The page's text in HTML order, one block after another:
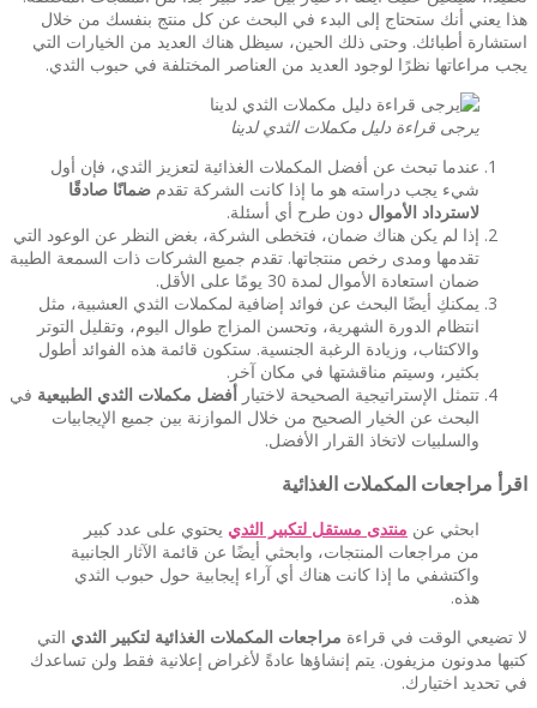
هذا يعني أنك ستحتاج إلى البدء في البحث عن كل منتج بنفسك من خلال
استشارة أطبائك. وحتى ذلك الحين، سيظل هناك العديد من الخيارات التي
يجب مراعاتها نظرًا لوجود العديد من العناصر المختلفة في حبوب الثدي.
يرجى قراءة دليل مكملات الثدي لدينا
عندما تبحث عن أفضل المكملات الغذائية لتعزيز الثدي، فإن أول
شيء يجب دراسته هو ما إذا كانت الشركة تقدم ضمانًا صادقًا
لاسترداد الأموال دون طرح أي أسئلة.
إذا لم يكن هناك ضمان، فتخطى الشركة، بغض النظر عن الوعود التي
تقدمها ومدى رخص منتجاتها. تقدم جميع الشركات ذات السمعة الطيبة
ضمان استعادة الأموال لمدة 30 يومًا على الأقل.
يمكنكِ أيضًا البحث عن فوائد إضافية لمكملات الثدي العشبية، مثل
انتظام الدورة الشهرية، وتحسن المزاج طوال اليوم، وتقليل التوتر
والاكتئاب، وزيادة الرغبة الجنسية. ستكون قائمة هذه الفوائد أطول
بكثير، وسيتم مناقشتها في مكان آخر.
تتمثل الإستراتيجية الصحيحة لاختيار أفضل مكملات الثدي الطبيعية في
البحث عن الخيار الصحيح من خلال الموازنة بين جميع الإيجابيات
والسلبيات لاتخاذ القرار الأفضل.
اقرأ مراجعات المكملات الغذائية
ابحثي عن منتدى مستقل لتكبير الثدي يحتوي على عدد كبير
من مراجعات المنتجات، وابحثي أيضًا عن قائمة الآثار الجانبية
واكتشفي ما إذا كانت هناك أي آراء إيجابية حول حبوب الثدي
هذه.
لا تضيعي الوقت في قراءة مراجعات المكملات الغذائية لتكبير الثدي التي
كتبها مدونون مزيفون. يتم إنشاؤها عادةً لأغراض إعلانية فقط ولن تساعدك
في تحديد اختيارك.